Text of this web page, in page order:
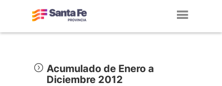
Acumulado de Enero a
Diciembre 2012